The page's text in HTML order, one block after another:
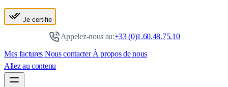
Je certifie
Appelez-nous au:+33 (0)1.60.48.75.10
Mes factures Nous contacterÀ propos de nous
Allez au contenu